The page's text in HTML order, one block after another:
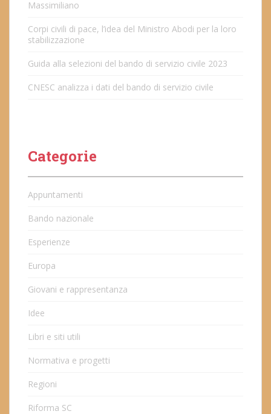
Massimiliano
Corpi civili di pace, l’idea del Ministro Abodi per la loro
stabilizzazione
Guida alla selezioni del bando di servizio civile 2023
CNESC analizza i dati del bando di servizio civile
Categorie
Appuntamenti
Bando nazionale
Esperienze
Europa
Giovani e rappresentanza
Idee
Libri e siti utili
Normativa e progetti
Regioni
Riforma SC